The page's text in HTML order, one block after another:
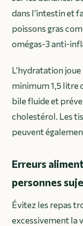
dans l’intestin et
poissons gras
omégas-3 anti-
L’hydratation
minimum 1,5 litre
bile fluide et
cholestérol. Les
peuvent
Erreurs
personnes
Évitez les repas
excessivement la